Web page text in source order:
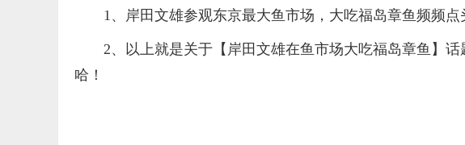
1、岸田文雄参观东京最大鱼市场，大吃福岛章鱼频频点
2、以上就是关于【岸田文雄在鱼市场大吃福岛章鱼】
哈！